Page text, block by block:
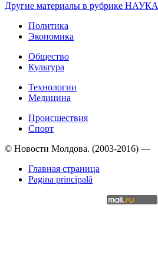
Другие материалы в рубрике НАУКА
Политика
Экономика
Общество
Культура
Технологии
Медицина
Происшествия
Спорт
© Новости Молдова. (2003-2016) —
Главная страница
Pagina principală